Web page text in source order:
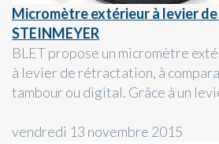
Micromètre extérieur à levier
STEINMEYER
BLET propose un micromètre
à levier de rétractation, à
tambour ou digital. Grâce à un
vendredi 13 novembre 2015